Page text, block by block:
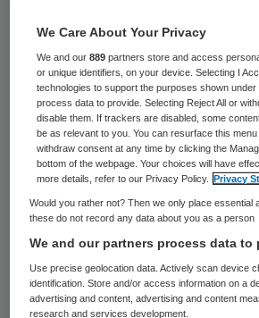
voor informele zorg. Tot dat
de rechtbank Overijssel in
pgb-houder had
gemeente Deventer.
De gemeente Deventer had
budgethouder maximaal
toegekend voor de
heeft. Dit bedrag is afgeleid
Participatiewet gestelde
bij het verrichten van
We Care About Your Privacy
We and our889 partners store and access
or unique identifiers, on your device. Selecting I
technologies to support the purposes shown
process data to provide. Selecting Reject All or
disable them. If trackers are disabled, some
be as relevant to you. You can resurface this
withdraw consent at any time by clicking the
bottom of the webpage. Your choices will have
more details, refer to our Privacy Policy.
Privacy
Would you rather not? Then we only place essential
these do not record any data about you as a person
We and our partners process data to
Use precise geolocation data. Actively scan device
identification. Store and/or access information on a
advertising and content, advertising and content
research and services development.